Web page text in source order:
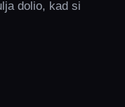
dolio, kad si